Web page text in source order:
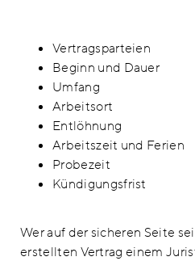
Vertragsparteien
Beginn und Dauer
Umfang
Arbeitsort
Entlöhnung
Arbeitszeit und Ferien
Probezeit
Kündigungsfrist
Wer auf der sicheren Seite
erstellten Vertrag einem